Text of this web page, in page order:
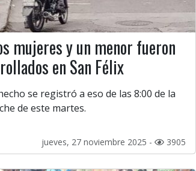
mujeres y un menor fueron
en San Félix
se registró a eso de las 8:00 de la
de este martes.
jueves, 27 noviembre 2025 - 3905